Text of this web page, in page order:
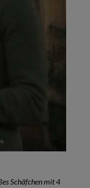
Schäfchen mit 4